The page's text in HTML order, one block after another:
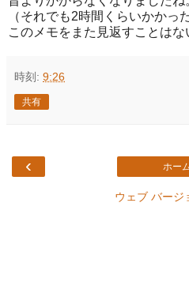
（それでも2時間くらいかかっ
このメモをまた見返すことはな
時刻: 9:26
共有
‹ ホー
ウェブ バージ